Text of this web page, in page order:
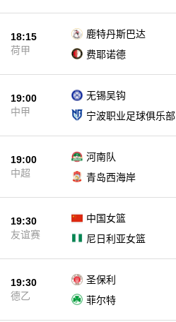
18:15
荷甲
鹿特丹斯巴达
费耶诺德
19:00
中甲
无锡吴钩
宁波职业足球俱乐部
19:00
中超
河南队
青岛西海岸
19:30
友谊赛
中国女篮
尼日利亚女篮
19:30
德乙
圣保利
菲尔特